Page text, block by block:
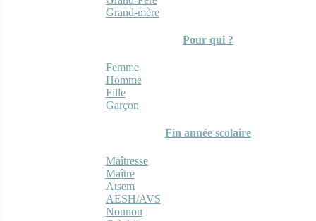
Grand-mère
Pour qui ?
Femme
Homme
Fille
Garçon
Fin année scolaire
Maîtresse
Maître
Atsem
AESH/AVS
Nounou